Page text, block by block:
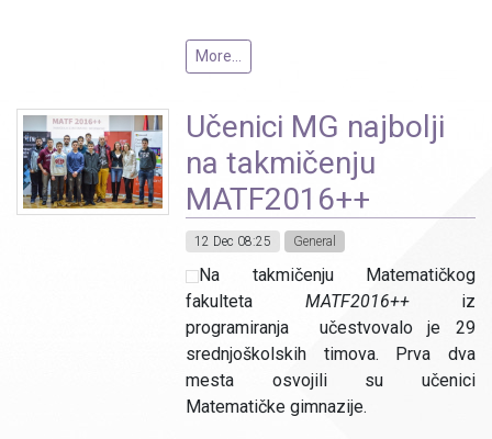
More...
Učenici MG najbolji
na takmičenju
MATF2016++
12 Dec 08:25 General
Na takmičenju Matematičkog
fakulteta MATF2016++iz
programiranja učestvovalo je 29
srednjoškolskih timova. Prva dva
mesta osvojili su učenici
Matematičke gimnazije.